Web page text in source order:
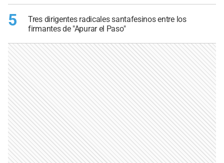
5
Tres dirigentes radicales santafesinos entre los
firmantes de "Apurar el Paso"